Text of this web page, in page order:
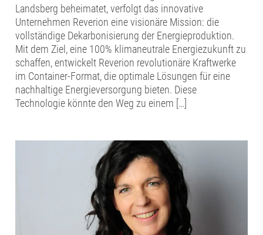
Landsberg beheimatet, verfolgt das innovative
Unternehmen Reverion eine visionäre Mission: die
vollständige Dekarbonisierung der Energieproduktion.
Mit dem Ziel, eine 100% klimaneutrale Energiezukunft zu
schaffen, entwickelt Reverion revolutionäre Kraftwerke
im Container-Format, die optimale Lösungen für eine
nachhaltige Energieversorgung bieten. Diese
Technologie könnte den Weg zu einem […]